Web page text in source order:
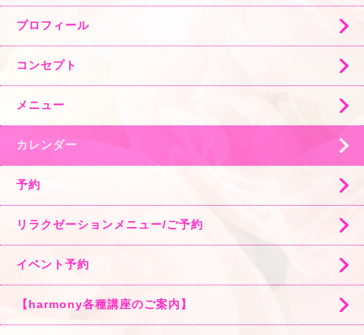
プロフィール
コンセプト
メニュー
カレンダー
予約
リラクゼーションメニュー/ご予約
イベント予約
【harmony各種講座のご案内】